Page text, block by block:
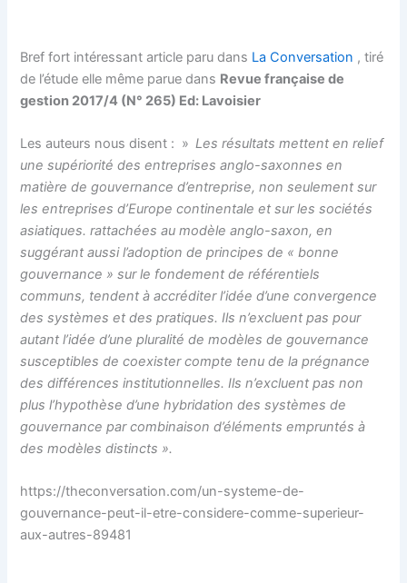
Bref fort intéressant article paru dans La Conversation , tiré
de l’étude elle même parue dans Revue française de
gestion 2017/4 (N° 265) Ed: Lavoisier
Les auteurs nous disent : » Les résultats mettent en relief
une supériorité des entreprises anglo-saxonnes en
matière de gouvernance d’entreprise, non seulement sur
les entreprises d’Europe continentale et sur les sociétés
asiatiques. rattachées au modèle anglo-saxon, en
suggérant aussi l’adoption de principes de « bonne
gouvernance » sur le fondement de référentiels
communs, tendent à accréditer l’idée d’une convergence
des systèmes et des pratiques. Ils n’excluent pas pour
autant l’idée d’une pluralité de modèles de gouvernance
susceptibles de coexister compte tenu de la prégnance
des différences institutionnelles. Ils n’excluent pas non
plus l’hypothèse d’une hybridation des systèmes de
gouvernance par combinaison d’éléments empruntés à
des modèles distincts ».
https://theconversation.com/un-systeme-de-
gouvernance-peut-il-etre-considere-comme-superieur-
aux-autres-89481